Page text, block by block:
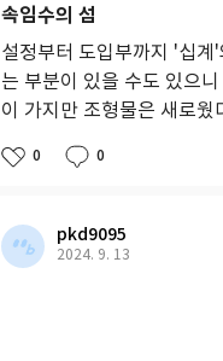
속임수의 섬
설정부터 도입부까지 '십계
는 부분이 있을 수도 있으
이 가지만 조형물은 새로
0 0
pkd9095
2024. 9. 13